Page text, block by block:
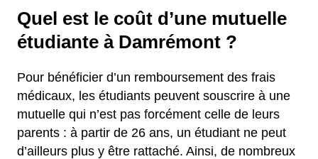
Quel est le coût d’une mutuelle
étudiante à Damrémont ?
Pour bénéficier d’un remboursement des frais
médicaux, les étudiants peuvent souscrire à une
mutuelle qui n’est pas forcément celle de leurs
parents : à partir de 26 ans, un étudiant ne peut
d’ailleurs plus y être rattaché. Ainsi, de nombreux